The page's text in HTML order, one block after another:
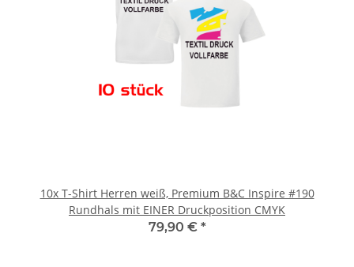
10x T-Shirt Herren weiß, Premium B&C Inspire #190
Rundhals mit EINER Druckposition CMYK
79,90 € *